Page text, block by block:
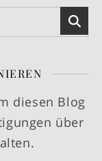
diesen Blog
über